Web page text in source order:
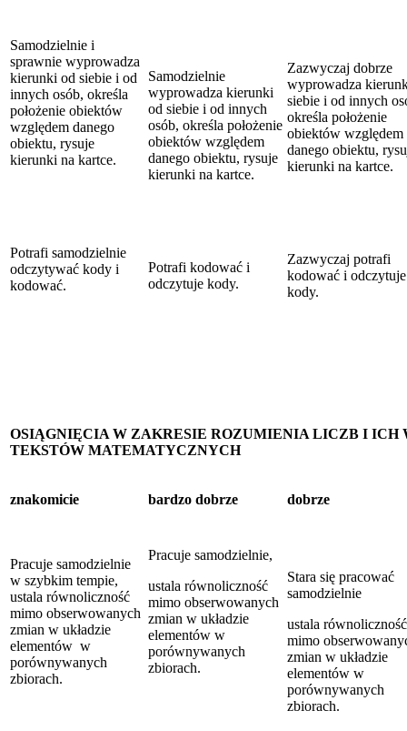
Samodzielnie i
sprawnie wyprowadza
kierunki od siebie i od
innych osób, określa
położenie obiektów
względem danego
obiektu, rysuje
kierunki na kartce.
Potrafi samodzielnie
odczytywać kody i
kodować.
Samodzielnie
wyprowadza kierunki
od siebie i od innych
osób, określa położenie
obiektów względem
danego obiektu, rysuje
kierunki na kartce.
Potrafi kodować i
odczytuje kody.
Zazwyczaj dobrze
wyprowadza
siebie i od innych
określa położenie
obiektów względem
danego obiektu,
kierunki na kartce.
Zazwyczaj potrafi
kodować i odczytuje
kody.
OSIĄGNIĘCIA W ZAKRESIE ROZUMIENIA LICZB I
TEKSTÓW MATEMATYCZNYCH
znakomicie bardzo dobrze dobrze
Pracuje samodzielnie
w szybkim tempie,
ustala równoliczność
mimo obserwowanych
zmian w układzie
elementów w
porównywanych
zbiorach.
Pracuje samodzielnie,
ustala równoliczność
mimo obserwowanych
zmian w układzie
elementów w
porównywanych
zbiorach.
Stara się pracować
samodzielnie
ustala równoliczność
mimo
zmian w układzie
elementów w
porównywanych
zbiorach.